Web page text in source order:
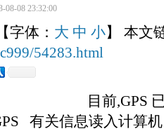
08-08 23:32:00
【字体： 大 中 小】 本文
54283.html
表示速度, (这里速度为0) 230.4 方位角,范围为000.0 到359.9度 250503 为UTC 的日期,格式为“日日/月月/年年” 1. 3 地磁变化(磁偏角) ,从000.0 到180.0度 W 地磁变化方向,为E或W 1. 3. 2 当没有和卫星取得联系时 RMC 语句的显示格式如下:＄GPRMC, ,V, , , , , , ,270503 ,1.3,W,N *2B 2 VB编程实现 在应用VB 实现对GPS 数据接收和处理时,主要通过串行通讯方式,应用MSComm 控件完成。由于文中涉及内容较多,故只给出编程思想和核心程序段。 2. 1 MSComm 控件应用 2. 1. 1 端口设置 由于GPS串行通讯参数是固定的“波特率=4800 ;无奇偶校验;数据位=8;停止位=1”,所以在编程时直接设置串口通讯参数就行了。其主要程序段如下[2] : ’NMEA 协议设置 MSComm1.Settings= “4800,N,8,1” 2. 1. 2 数据采集 OnComm 事件被用于捕获communications 事件及错误。因此可在MSComm 控件的OnComm 事件中加入处理函数,以便在文本框区实时显示、数据采集。 Private Static Sub MSComm1 - OnComm() ’事件信息 Dim Buffer As Variant Buffer = MSComm1.Input ShowData txtTerm ,(StrConv(Buffer,vbUnicode)) ’在文本框txtTerm 内显示接收到的GPS 信息 ’ShowData 过程实现, 见2.2.4 End Sub 2. 2 GPS 信息显示的实现 GPS 信息的显示实际包括两个方面,一是经过提取处理,显示需要的信息;二是在文本框内显示或记录全部信息(各种语句都显示) 。在程序实现上,为方便读取GPS信息, 并提高程序的复用性, 事先设计了两个类模块CparseUtils-wjh.cls,GPRMC-wjh.cls和一个标准模块modTransFun.bas ;同时也设计了一个在文本框区显示、采集数据的过程showdata。以下为主要功能或实现过程。 2. 2. 1 CparseUtils-wjh 类 该类主要用于求得语句串中数据段的数目和内容,包含两个函数: Function Count Parts ( sString As String , Optional sDelim As String) As Byte ’用于返回协议语句中用“,”分割的段数 Function Parse (ByVal sString As String , iReq As Integer , Op2tional sDelim As String) As String ’用于分割数据段内容 2. 2. 2 GPRMC-wjh 类 该类实现对接收到的语句进行判断,并确定各段字符的具体内容。除变量和其他属性定义外,最核心的一个方法,就是字串判断,下面列出其程序段: Public Property Let Sentence (ByVal RMC - Sentence As String) Dim Utils As New CparseUtils-wjh ’检查正确的协议语句串头,以保证为＄GPRMC 串 If Utils.Parse (RMC- Sentence , 1) =“＄GPRMC”Then ’变量定义部分从略